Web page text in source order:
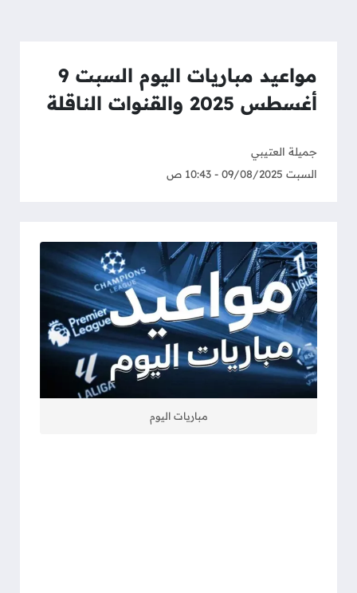
مواعيد مباريات اليوم السبت 9
أغسطس 2025 والقنوات الناقلة
جميلة العتيبي
السبت 09/08/2025 - 10:43 ص
مباريات اليوم